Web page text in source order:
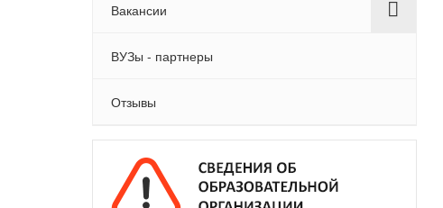
Вакансии
ВУЗы - партнеры
Отзывы